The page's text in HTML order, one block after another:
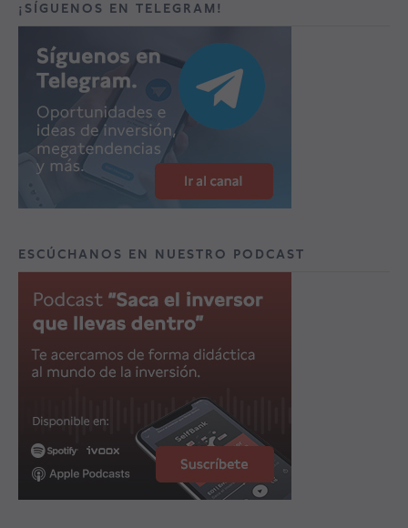
¡SÍGUENOS EN TELEGRAM!
ESCÚCHANOS EN NUESTRO PODCAST